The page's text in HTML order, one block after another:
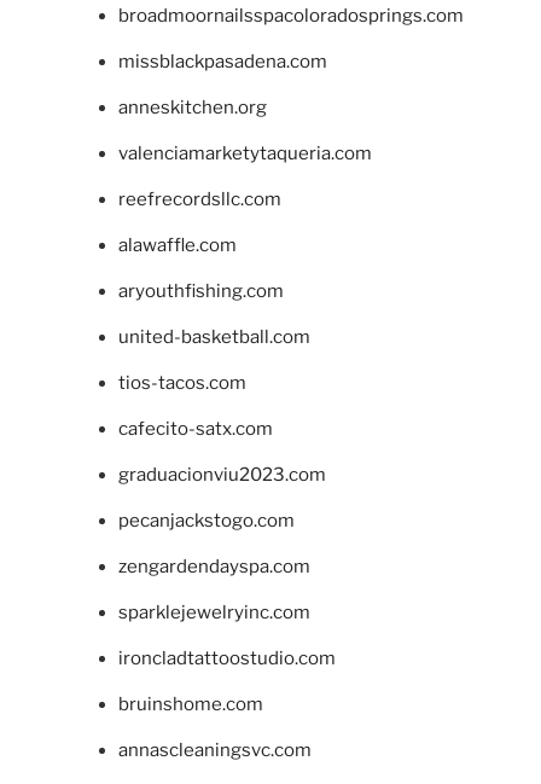
broadmoornailsspacoloradosprings.com
missblackpasadena.com
anneskitchen.org
valenciamarketytaqueria.com
reefrecordsllc.com
alawaffle.com
aryouthfishing.com
united-basketball.com
tios-tacos.com
cafecito-satx.com
graduacionviu2023.com
pecanjackstogo.com
zengardendayspa.com
sparklejewelryinc.com
ironcladtattoostudio.com
bruinshome.com
annascleaningsvc.com